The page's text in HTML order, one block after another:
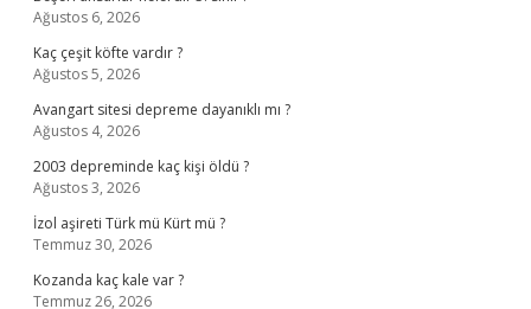
Ağustos 6, 2026
Kaç çeşit köfte vardır ?
Ağustos 5, 2026
Avangart sitesi depreme dayanıklı mı ?
Ağustos 4, 2026
2003 depreminde kaç kişi öldü ?
Ağustos 3, 2026
İzol aşireti Türk mü Kürt mü ?
Temmuz 30, 2026
Kozanda kaç kale var ?
Temmuz 26, 2026